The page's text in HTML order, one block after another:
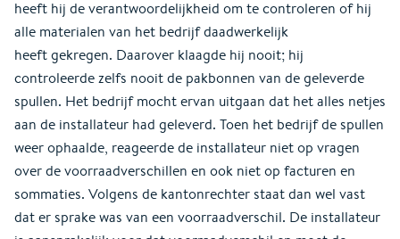
heeft hij de verantwoordelijkheid om te controleren of hij
alle materialen van het bedrijf daadwerkelijk
heeft gekregen. Daarover klaagde hij nooit; hij
controleerde zelfs nooit de pakbonnen van de geleverde
spullen. Het bedrijf mocht ervan uitgaan dat het alles netjes
aan de installateur had geleverd. Toen het bedrijf de spullen
weer ophaalde, reageerde de installateur niet op vragen
over de voorraadverschillen en ook niet op facturen en
sommaties. Volgens de kantonrechter staat dan wel vast
dat er sprake was van een voorraadverschil. De installateur